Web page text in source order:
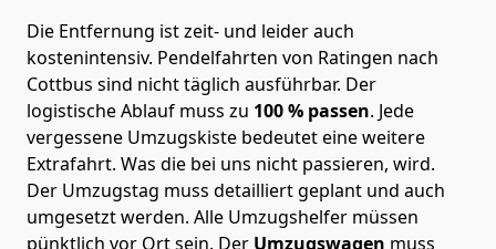
Die Entfernung ist zeit- und leider auch
kostenintensiv. Pendelfahrten von Ratingen nach
Cottbus sind nicht täglich ausführbar. Der
logistische Ablauf muss zu 100 % passen. Jede
vergessene Umzugskiste bedeutet eine weitere
Extrafahrt. Was die bei uns nicht passieren, wird.
Der Umzugstag muss detailliert geplant und auch
umgesetzt werden. Alle Umzugshelfer müssen
pünktlich vor Ort sein. Der Umzugswagen muss